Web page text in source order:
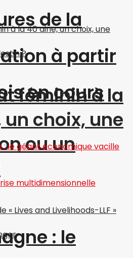
féminin à la
un choix, une
ou un
de la
à partir
en cours
: le